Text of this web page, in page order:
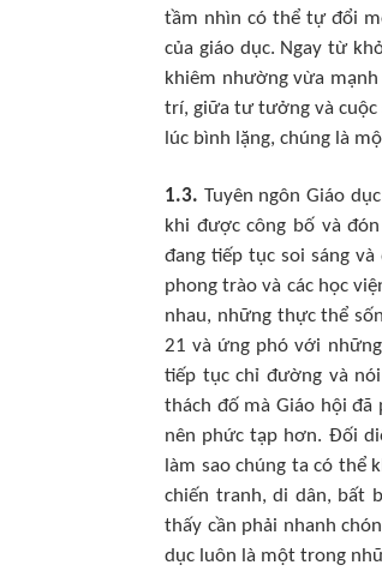
tầm nhìn có thể tự đổi
của giáo dục. Ngay từ
khiêm nhường vừa
trí, giữa tư tưởng và cuộc
lúc bình lặng, chúng là
1.3. Tuyên ngôn Giáo
khi được công bố và
đang tiếp tục soi sáng
phong trào và các học
nhau, những thực thể
21 và ứng phó với
tiếp tục chỉ đường và
thách đố mà Giáo hội
nên phức tạp hơn. Đối
làm sao chúng ta có thể
chiến tranh, di dân, bất
thấy cần phải nhanh
dục luôn là một trong